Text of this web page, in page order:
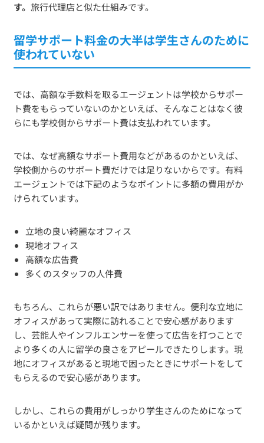
す。旅行代理店と似た仕組みです。
留学サポート料金の大半は学生さんのために
使われていない
では、高額な手数料を取るエージェントは学校からサポー
ト費をもらっていないのかといえば、そんなことはなく彼
らにも学校側からサポート費は支払われています。
では、なぜ高額なサポート費用などがあるのかといえば、
学校側からのサポート費だけでは足りないからです。有料
エージェントでは下記のようなポイントに多額の費用がか
けられています。
立地の良い綺麗なオフィス
現地オフィス
高額な広告費
多くのスタッフの人件費
もちろん、これらが悪い訳ではありません。便利な立地に
オフィスがあって実際に訪れることで安心感があります
し、芸能人やインフルエンサーを使って広告を打つことで
より多くの人に留学の良さをアピールできたりします。現
地にオフィスがあると現地で困ったときにサポートをして
もらえるので安心感があります。
しかし、これらの費用がしっかり学生さんのためになって
いるかといえば疑問が残ります。